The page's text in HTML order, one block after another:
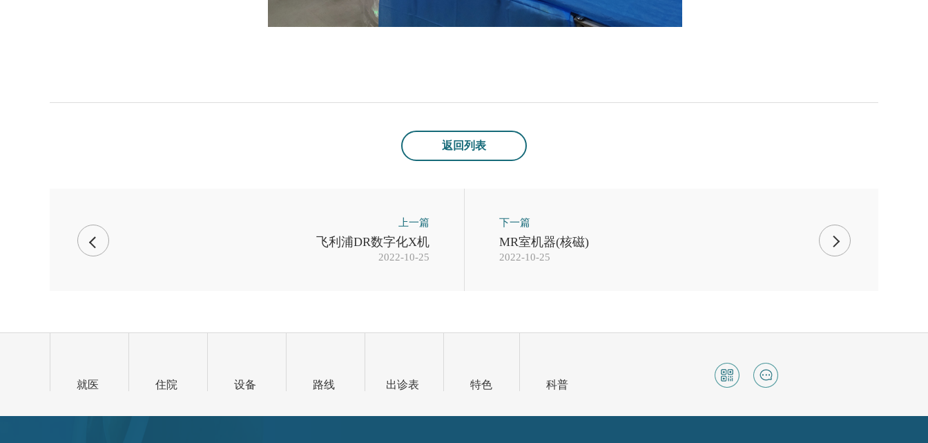
返回列表
上一篇
飞利浦DR数字化X机
2022-10-25
下一篇
MR室机器(核磁)
2022-10-25
就医 住院 设备 路线 出诊表 特色 科普